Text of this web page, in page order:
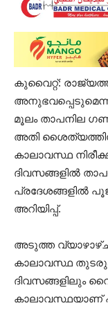
കുവൈറ്റ്:
അനുഭവപ്പെടുമെന്ന്
മൂലം താപനില
അതി
കാലാവസ്ഥ
ദിവസങ്ങളിൽ
പ്രദേശങ്ങളിൽ
അറിയിപ്പ്.
അടുത്ത
കാലാവസ്ഥ
ദിവസങ്ങളിലും
കാലാവസ്ഥയാണ്